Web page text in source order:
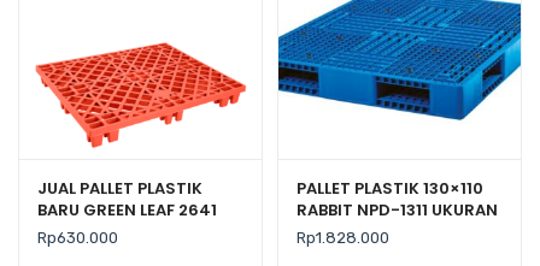
JUAL PALLET PLASTIK
BARU GREEN LEAF 2641
UKURAN 120x100x14 CM
Rp630.000
PALLET PLASTIK 130×110
RABBIT NPD-1311 UKURAN
130x110x150 CM, JUAL
HARGA BERSAING
Rp1.828.000